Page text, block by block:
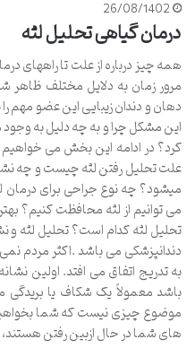
26/08/1402
درمان گیاهی تحلیل لثه
همه چیز درباره از علت تا راههای
مرور زمان به دلایل مختلف ظاهر
دهان و دندان زیبایی این عضو مهم
این مشکل چرا و به چه دلیل به وجود
کرد؟ در ادامه این بخش می
علت تحلیل رفتن لثه چیست و چه
میشود؟ چه نوع جراحی برای درمان
می توانیم از لثه محافظت کنیم؟
تحلیل لثه کدام است؟ تحلیل لثه
دندانپزشکی می باشد .اکثر مردم
به تدریج اتفاق می افتد. اولین
باشد معمولاً یک شکاف یا بریدگی
موضوع چیزی نیست که شما بخواهید
های شما در حال ازبین رفتن